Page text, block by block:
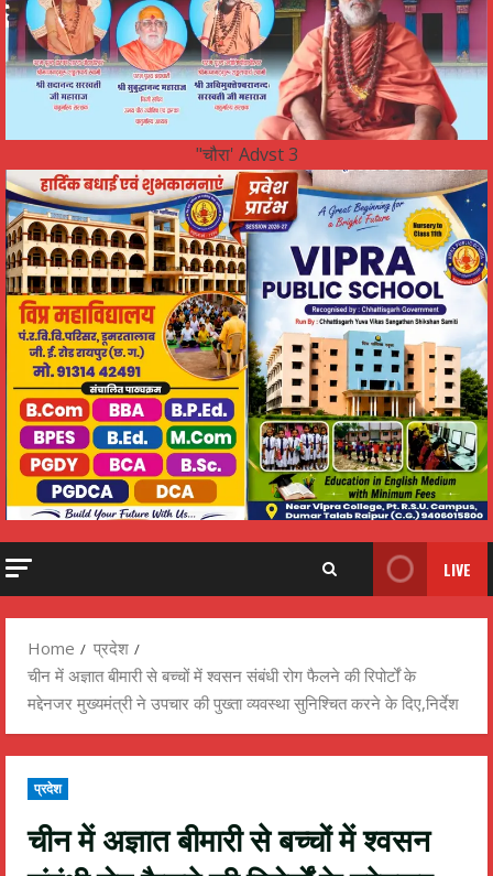
"चौरा' Advst 3
LIVE
Home
प्रदेश
चीन में अज्ञात बीमारी से बच्चों में श्वसन संबंधी रोग फैलने की रिपोर्टों के
मद्देनजर मुख्यमंत्री ने उपचार की पुख्ता व्यवस्था सुनिश्चित करने के दिए,निर्देश
प्रदेश
चीन में अज्ञात बीमारी से बच्चों में श्वसन